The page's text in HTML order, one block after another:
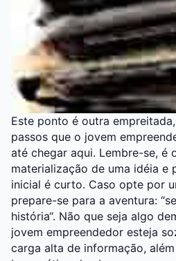
Este ponto é outra
passos que o jovem
até chegar aqui. Lembre-se, é
materialização de uma idéia e
inicial é curto. Caso opte por
prepare-se para a aventura:
história“. Não que seja algo
jovem empreendedor esteja
carga alta de informação,